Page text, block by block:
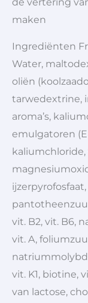
de vertering
maken
Ingrediënten
Water,
oliën
tarwedextrine,
aroma’s,
emulgatoren
kaliumchloride,
vit. B2, vit. B6,
vit. A,
vit. K1, biotine,
van lactose,